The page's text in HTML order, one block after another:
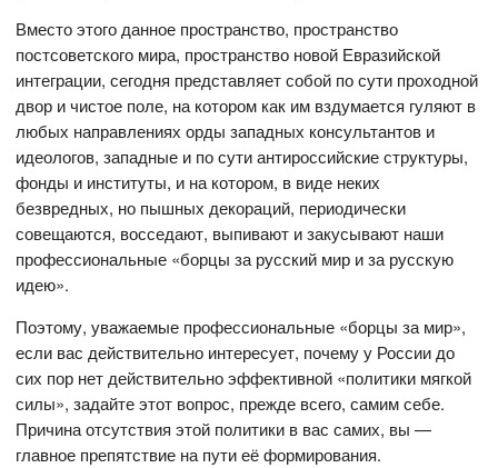
Вместо этого данное пространство, пространство
постсоветского мира, пространство новой Евразийской
интеграции, сегодня представляет собой по сути проходной
двор и чистое поле, на котором как им вздумается гуляют в
любых направлениях орды западных консультантов и
идеологов, западные и по сути антироссийские структуры,
фонды и институты, и на котором, в виде неких
безвредных, но пышных декораций, периодически
совещаются, восседают, выпивают и закусывают наши
профессиональные «борцы за русский мир и за русскую
идею».
Поэтому, уважаемые профессиональные «борцы за мир»,
если вас действительно интересует, почему у России до
сих пор нет действительно эффективной «политики мягкой
силы», задайте этот вопрос, прежде всего, самим себе.
Причина отсутствия этой политики в вас самих, вы —
главное препятствие на пути её формирования.